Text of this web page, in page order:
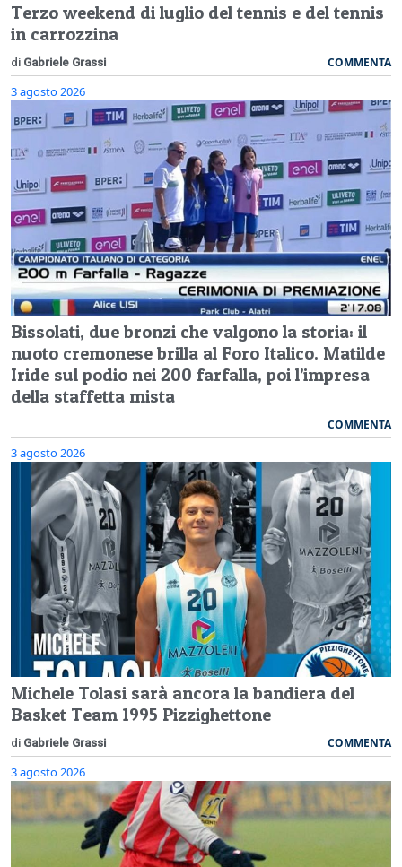
Terzo weekend di luglio del tennis e del tennis
in carrozzina
di Gabriele Grassi COMMENTA
3 agosto 2026
Bissolati, due bronzi che valgono la storia: il
nuoto cremonese brilla al Foro Italico. Matilde
Iride sul podio nei 200 farfalla, poi l’impresa
della staffetta mista
COMMENTA
3 agosto 2026
Michele Tolasi sarà ancora la bandiera del
Basket Team 1995 Pizzighettone
di Gabriele Grassi COMMENTA
3 agosto 2026